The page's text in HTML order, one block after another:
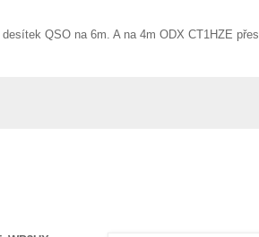
QSO na 6m. A na 4m ODX CT1HZE přes